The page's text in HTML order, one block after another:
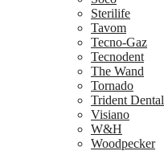
Sterilife
Tavom
Tecno-Gaz
Tecnodent
The Wand
Tornado
Trident Dental
Visiano
W&H
Woodpecker